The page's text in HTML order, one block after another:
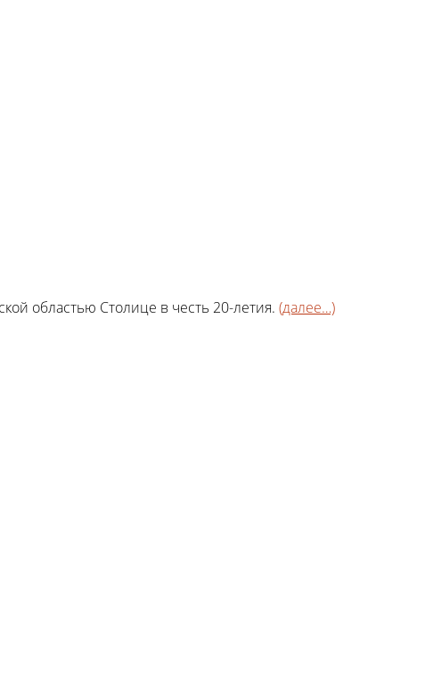
областью Столице в честь 20-летия. (далее…)